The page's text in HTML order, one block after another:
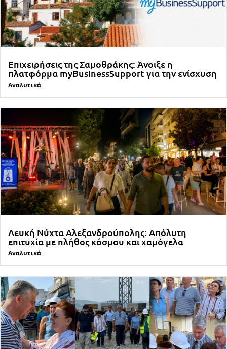
Επιχειρήσεις της Σαμοθράκης: Άνοιξε η
πλατφόρμα myBusinessSupport για την ενίσχυση
Αναλυτικά
Λευκή Νύχτα Αλεξανδρούπολης: Απόλυτη
επιτυχία με πλήθος κόσμου και χαμόγελα
Αναλυτικά